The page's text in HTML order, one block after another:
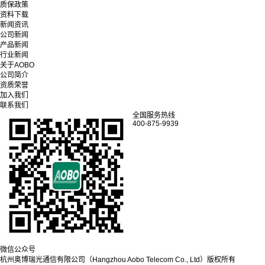
质保政策
资料下载
新闻资讯
公司新闻
产品新闻
行业新闻
关于AOBO
公司简介
资质荣誉
加入我们
联系我们
微信公众号
全国服务热线
400-875-9939
杭州奥博瑞光通信有限公司（Hangzhou Aobo Telecom Co., Ltd） 版权所有